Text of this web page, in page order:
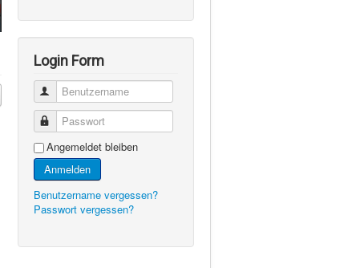
Login Form
Benutzername
Passwort
Angemeldet bleiben
Anmelden
Benutzername vergessen?
Passwort vergessen?